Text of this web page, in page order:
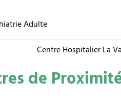
Adulte
Centre Hospitalier La
de